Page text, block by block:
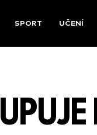
SPORT UČENÍ